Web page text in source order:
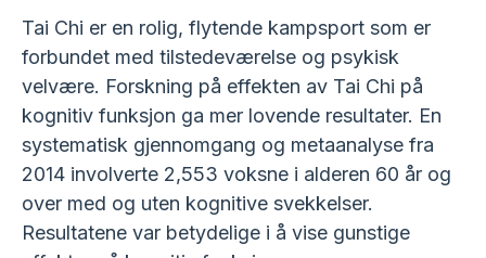
Tai Chi er en rolig, flytende kampsport som er
forbundet med tilstedeværelse og psykisk
velvære. Forskning på effekten av Tai Chi på
kognitiv funksjon ga mer lovende resultater. En
systematisk gjennomgang og metaanalyse fra
2014 involverte 2,553 voksne i alderen 60 år og
over med og uten kognitive svekkelser.
Resultatene var betydelige i å vise gunstige